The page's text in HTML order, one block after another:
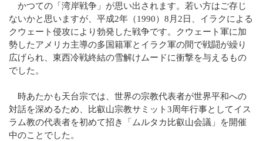
かつての「湾岸戦争」が思い出されます。若い方はご存じ
ないかと思いますが、平成2年（1990）8月2日、イラクによる
クウェート侵攻により勃発した戦争です。クウェート軍に加
勢したアメリカ主導の多国籍軍とイラク軍の間で戦闘が繰り
広げられ、東西冷戦終結の雪解けムードに衝撃を与えるもの
でした。
時あたかも天台宗では、世界の宗教代表者が世界平和への
対話を深めるため、比叡山宗教サミット3周年行事としてイス
ラム教の代表者を初めて招き「ムルタカ比叡山会議」を開催
中のことでした。